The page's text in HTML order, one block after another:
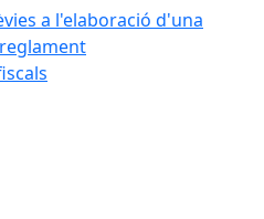
a l'elaboració d'una